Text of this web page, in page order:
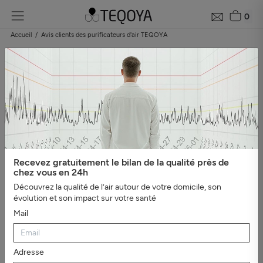
0
Accueil Avis clients des purificateurs d'air TEQOYA
Les avis clients sur les purificateurs d'air
TEQOYA
Besoin de vous faire un avis sur TEQOYA ? Nous laissons la parole à
ceux qui ont choisi nos produits.
Catégories
#Tout afficher #Protection contre la pollution
sommeil et ions négatifs
#Asthme et allergies
#Tests en milieu
professionnel
#Mauvaises odeurs #Video #Véhicules
Produit design, matériaux de qualité, déballé, monté
Recevez gratuitement le bilan de la qualité près de
chez vous en 24h
Découvrez la qualité de l’air autour de votre domicile, son
évolution et son impact sur votre santé
Mail
Adresse